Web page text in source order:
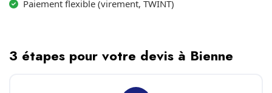
Paiement flexible (virement, TWINT)
3 étapes pour votre devis à Bienne